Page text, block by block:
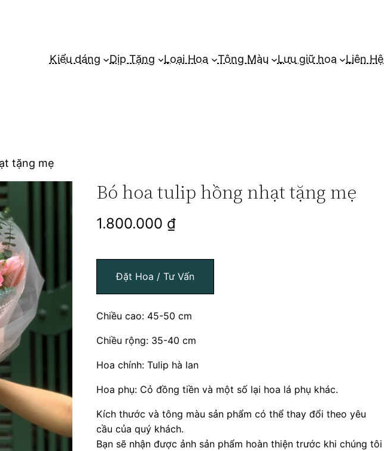
Kiểu dáng Dịp Tặng Loại Hoa Tông Màu Lưu giữ hoa Liên Hệ
tặng mẹ
Bó hoa tulip hồng nhạt tặng mẹ
1.800.000 ₫
Đặt Hoa / Tư Vấn
Chiều cao: 45-50 cm
Chiều rộng: 35-40 cm
Hoa chính: Tulip hà lan
Hoa phụ: Cỏ đồng tiền và một số lại hoa lá phụ khác.
Kích thước và tông màu sản phẩm có thể thay đổi theo yêu
cầu của quý khách.
Bạn sẽ nhận được ảnh sản phẩm hoàn thiện trước khi chúng tôi